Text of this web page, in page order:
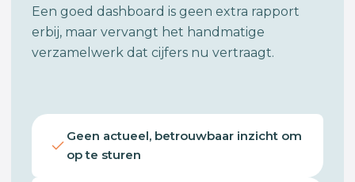
Een goed dashboard is geen extra rapport
erbij, maar vervangt het handmatige
verzamelwerk dat cijfers nu vertraagt.
Geen actueel, betrouwbaar inzicht om
op te sturen